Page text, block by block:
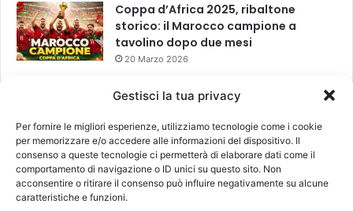
Gestisci la tua privacy
Per fornire le migliori esperienze, utilizziamo tecnologie come i cookie
per memorizzare e/o accedere alle informazioni del dispositivo. Il
consenso a queste tecnologie ci permetterà di elaborare dati come il
comportamento di navigazione o ID unici su questo sito. Non
acconsentire o ritirare il consenso può influire negativamente su alcune
caratteristiche e funzioni.
Coppa d’Africa 2025, ribaltone
storico: il Marocco campione a
tavolino dopo due mesi
20 Marzo 2026
Leggi anche